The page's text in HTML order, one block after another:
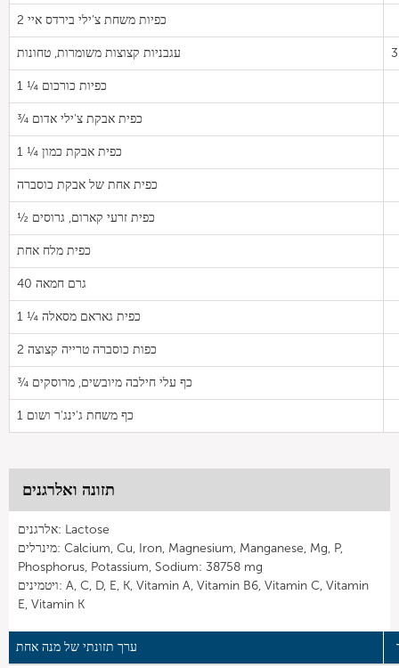
2 כפיות משחת צ'ילי בירדס איי
עגבניות קצוצות משומרות, טחונות
1 ¼ כפיות כורכום
¾ כפית אבקת צ'ילי אדום
1 ¼ כפית אבקת כמון
כפית אחת של אבקת כוסברה
½ כפית זרעי קארום, גרוסים
כפית מלח אחת
40 גרם חמאה
1 ¼ כפית גאראם מסאלה
2 כפות כוסברה טרייה קצוצה
¾ כף עלי חילבה מיובשים, מרוסקים
1 כף משחת ג'ינג'ר ושום
תזונה ואלרגנים
אלרגנים: Lactose
מינרלים: Calcium, Cu, Iron, Magnesium, Manganese, Mg, P,
Phosphorus, Potassium, Sodium: 38758 mg
ויטמינים: A, C, D, E, K, Vitamin A, Vitamin B6, Vitamin C, Vitamin
E, Vitamin K
ערך תזונתי של מנה אחת